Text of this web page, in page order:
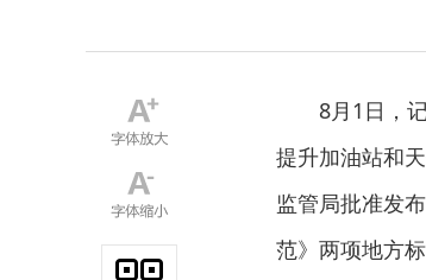
8月1日，
提升加油站和
监管局批准发
范》两项地方